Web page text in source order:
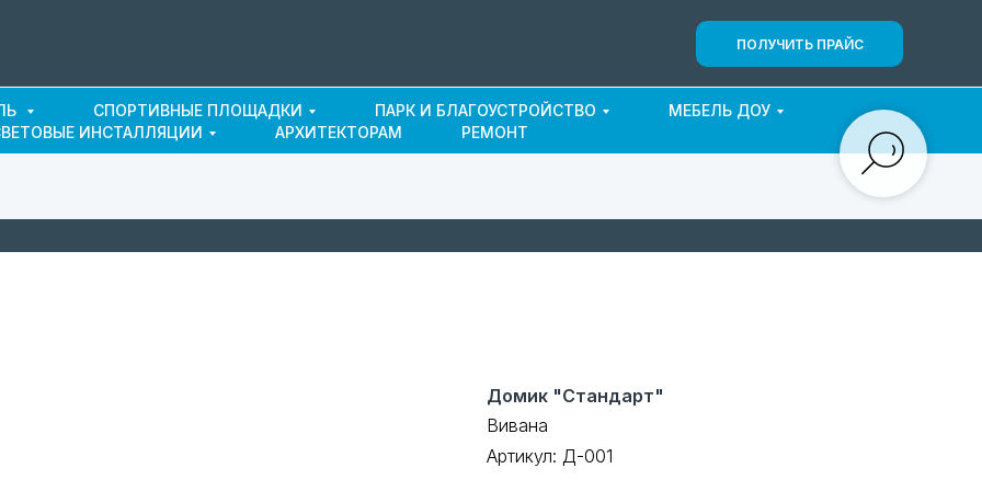
ПОЛУЧИТЬ ПРАЙС
СПОРТИВНЫЕ ПЛОЩАДКИ ПАРК И БЛАГОУСТРОЙСТВО
МЕБЕЛЬ ДОУ
ИНСТАЛЛЯЦИИ
АРХИТЕКТОРАМ РЕМОНТ
Домик "Стандарт"
Вивана
Артикул: Д-001